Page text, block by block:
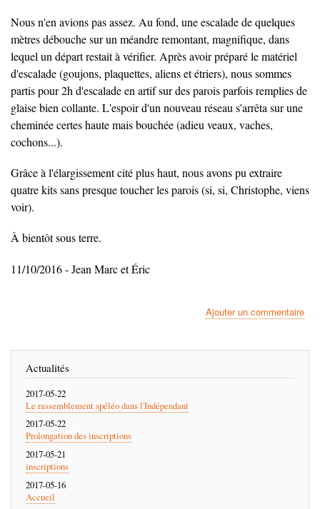
Nous n'en avions pas assez. Au fond, une escalade de quelques
mètres débouche sur un méandre remontant, magnifique, dans
lequel un départ restait à vérifier. Après avoir préparé le matériel
d'escalade (goujons, plaquettes, aliens et étriers), nous sommes
partis pour 2h d'escalade en artif sur des parois parfois remplies de
glaise bien collante. L'espoir d'un nouveau réseau s'arrêta sur une
cheminée certes haute mais bouchée (adieu veaux, vaches,
cochons...).
Grâce à l'élargissement cité plus haut, nous avons pu extraire
quatre kits sans presque toucher les parois (si, si, Christophe, viens
voir).
À bientôt sous terre.
11/10/2016 - Jean Marc et Éric
Ajouter un commentaire
Actualités
2017-05-22
Le rassemblement spéléo dans l'Indépendant
2017-05-22
Prolongation des inscriptions
2017-05-21
inscriptions
2017-05-16
Accueil